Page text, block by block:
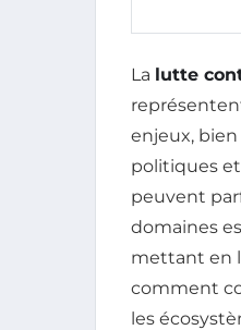
La lutte
enjeux,
politiques
peuvent
domaines
mettant en
comment
les